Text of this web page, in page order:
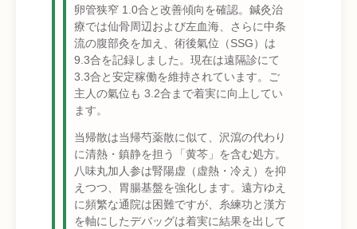
卵管狭窄 1.0合と改善傾向を確認。鍼灸治
療では仙骨周辺および左血海、さらに中条
流の腹部灸を加え、術後氣位（SSG）は
9.3合を記録しました。現在は遠隔診にて
3.3合と安定稼働を維持されています。ご
主人の氣位も 3.2合まで着実に向上してい
ます。
当帰散は当帰芍薬散に似て、沢瀉の代わり
に清熱・鎮静を担う「黄芩」を含む処方。
八味丸加人参は腎陽虚（虚熱・冷え）を抑
えつつ、胃腸基盤を強化します。遠方ゆえ
に頻繁な通院は困難ですが、糸練功と漢方
を軸にしたデバッグは着実に結果を出して